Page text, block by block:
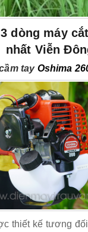
dòng máy
nhất Viễn
tayOshima
thiết kế tương